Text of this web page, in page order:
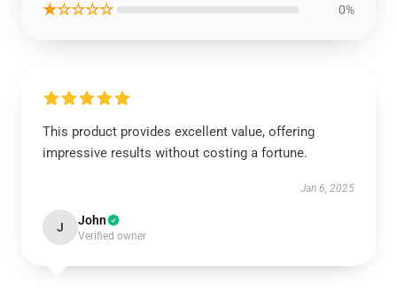
★☆☆☆☆ 0%
This product provides excellent value, offering
impressive results without costing a fortune.
Jan 6, 2025
J John
Verified owner